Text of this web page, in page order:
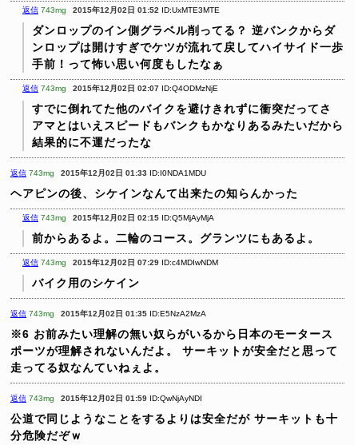
返信 743mg 2015年12月02日 01:52 ID:UxMTE3MTE
ダンロップのイン側グラベル削ってる？ 逆バンクからダ
ンロップは開けすぎでケツが流れて戻してハイサイド一歩
手前！って怖い思い何度もしたなぁ
返信 743mg 2015年12月02日 02:07 ID:Q4ODMzNjE
すでに倒れてた他のバイクを避けきれずに衝突だってさ
アマとはいえスピードもバンクもかなりあるみたいだから
結果的に不運だったな
返信 743mg 2015年12月02日 01:33 ID:I0NDA1MDU
ヘアピンの後、シケインなんて出来たの知らんかった
返信 743mg 2015年12月02日 02:15 ID:Q5MjAyMjA
前からあるよ。二輪のコース。グランツにもあるよ。
返信 743mg 2015年12月02日 07:29 ID:c4MDIwNDM
バイク用のシケイン
返信 743mg 2015年12月02日 01:35 ID:E5NzA2MzA
※6 お前みたい理解の無い奴らがいるから日本のモータース
ポーツが理解されないんだよ。
サーキットが安全だと思って
走ってる奴なんていねぇよ。
返信 743mg 2015年12月02日 01:59 ID:QwNjAyNDI
公道で同じようなことをするよりは安全だが サーキットも十
分危険だぞｗ